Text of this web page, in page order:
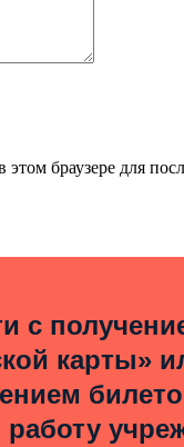
этом браузере для
с
карты»